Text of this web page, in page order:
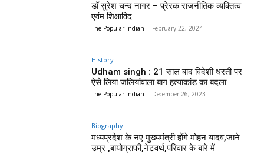
डॉ सुरेश चन्द नागर – प्रेरक राजनीतिक व्यक्तित्व
एवंम शिक्षाविद
The Popular Indian - February 22, 2024
History
Udham singh : 21 साल बाद विदेशी धरती पर
ऐसे लिया जलियांवाला बाग हत्याकांड का बदला
The Popular Indian - December 26, 2023
Biography
मध्यप्रदेश के नए मुख्यमंत्री होंगे मोहन यादव,जाने
उम्र ,बायोग्राफी,नेटवर्थ,परिवार के बारे में